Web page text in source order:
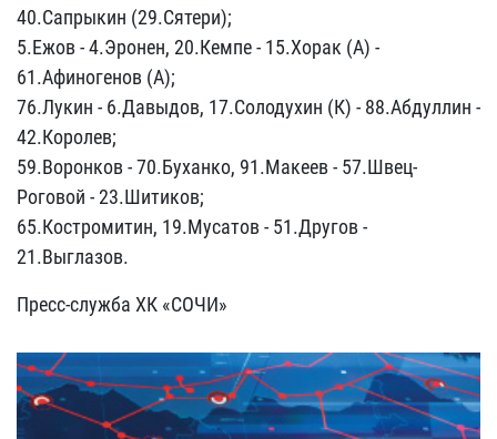
40.Сапрыкин (29.Сятери);
5.Ежов - 4.Эронен, 20.Кемпе - 15.Хорак (А) -
61.Афиногенов (А);
76.Лукин - 6.Давыдов, 17.Солодухин (К) - 88.Абдуллин -
42.Королев;
59.Воронков - 70.Буханко, 91.Макеев - 57.Швец-
Роговой - 23.Шитиков;
65.Костромитин, 19.Мусатов - 51.Другов -
21.Выглазов.
Пресс-служба ХК «СОЧИ»